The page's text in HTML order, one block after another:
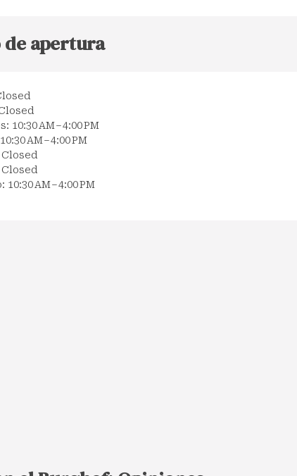
apertura
10:30 AM – 4:00 PM
AM – 4:00 PM
AM – 4:00 PM